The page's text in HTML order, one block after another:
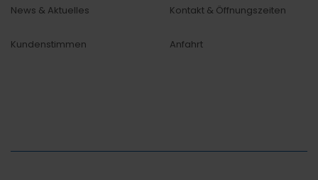
News & Aktuelles
Kundenstimmen
Kontakt & Öffnungszeiten
Anfahrt